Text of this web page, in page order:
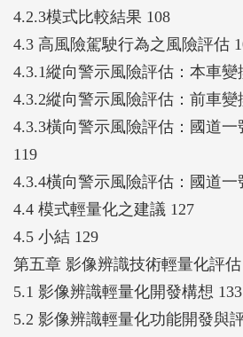
4.2.3模式比較結果 108
4.3 高風險駕駛行為之風險評估
4.3.1縱向警示風險評估：本車變
4.3.2縱向警示風險評估：前車變
4.3.3橫向警示風險評估：國道
119
4.3.4橫向警示風險評估：國道一
4.4 模式輕量化之建議 127
4.5 小結 129
第五章 影像辨識技術輕量化評估
5.1 影像辨識輕量化開發構想 133
5.2 影像辨識輕量化功能開發與